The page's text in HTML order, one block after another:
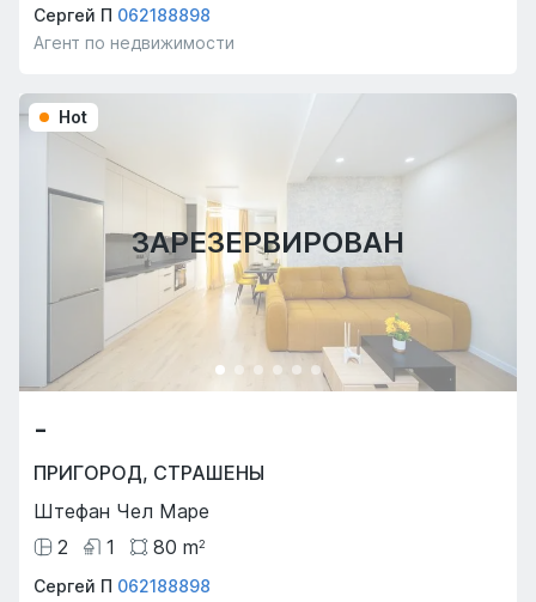
Сергей П 062188898
Агент по недвижимости
ЗАРЕЗЕРВИРОВАН
Hot
-
ПРИГОРОД, СТРАШЕНЫ
Штефан Чел Маре
2
1 80 m2
Сергей П 062188898